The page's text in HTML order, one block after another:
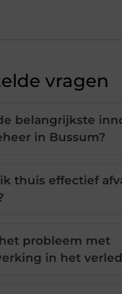
vragen
belangrijkste
in Bussum?
thuis effectief
probleem met
in het